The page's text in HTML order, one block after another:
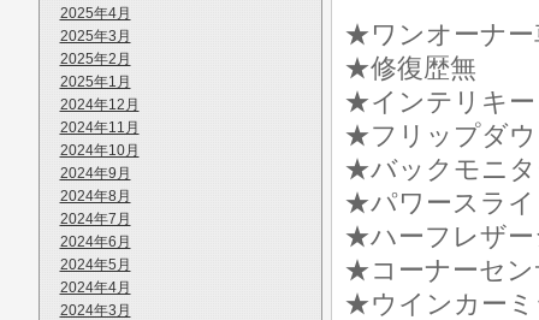
2025年4月
2025年3月
2025年2月
2025年1月
2024年12月
2024年11月
2024年10月
2024年9月
2024年8月
2024年7月
2024年6月
2024年5月
2024年4月
2024年3月
★ワンオーナー
★修復歴無
★インテリキ
★フリップダ
★バックモニ
★パワースラ
★ハーフレザー
★コーナーセン
★ウインカーミ